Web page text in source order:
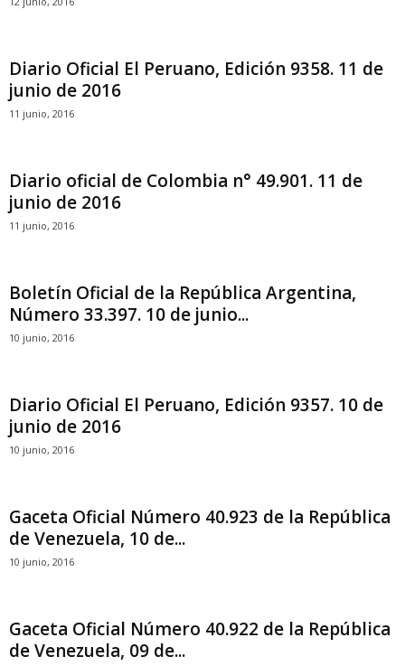
Diario Oficial El Peruano, Edición 9358. 11 de
junio de 2016
11 junio, 2016
Diario oficial de Colombia n° 49.901. 11 de
junio de 2016
11 junio, 2016
Boletín Oficial de la República Argentina,
Número 33.397. 10 de junio...
10 junio, 2016
Diario Oficial El Peruano, Edición 9357. 10 de
junio de 2016
10 junio, 2016
Gaceta Oficial Número 40.923 de la República
de Venezuela, 10 de...
10 junio, 2016
Gaceta Oficial Número 40.922 de la República
de Venezuela, 09 de...